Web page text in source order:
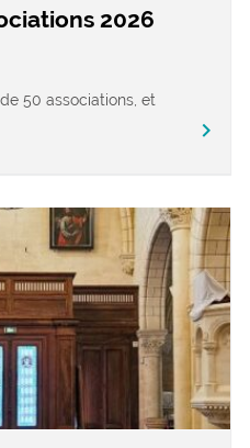
2026
50 associations, et
keyboard_arrow_right